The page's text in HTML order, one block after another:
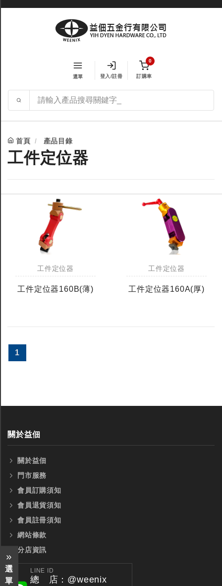
選單 登入/註冊
0
訂購車
首頁 產品目錄
工件定位器
選
單
工件定位器
工件定位器160B(薄)
工件定位器
工件定位器160A(厚)
1
關於益佃
關於益佃
門市服務
會員訂購須知
會員退貨須知
會員註冊須知
網站條款
分店資訊
LINE ID
總 店：@weenix